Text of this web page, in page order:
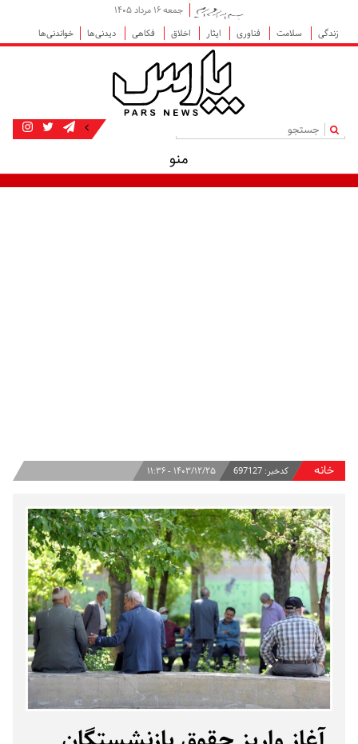
جمعه ۱۶ مرداد ۱۴۰۵
زندگی
سلامت فناوری ایثار اخلاق فکاهی دیدنی‌ها خواندنی‌ها
|
منو
خانه کدخبر: 697127 ۱۴۰۳/۱۲/۲۵ - ۱۱:۳۶